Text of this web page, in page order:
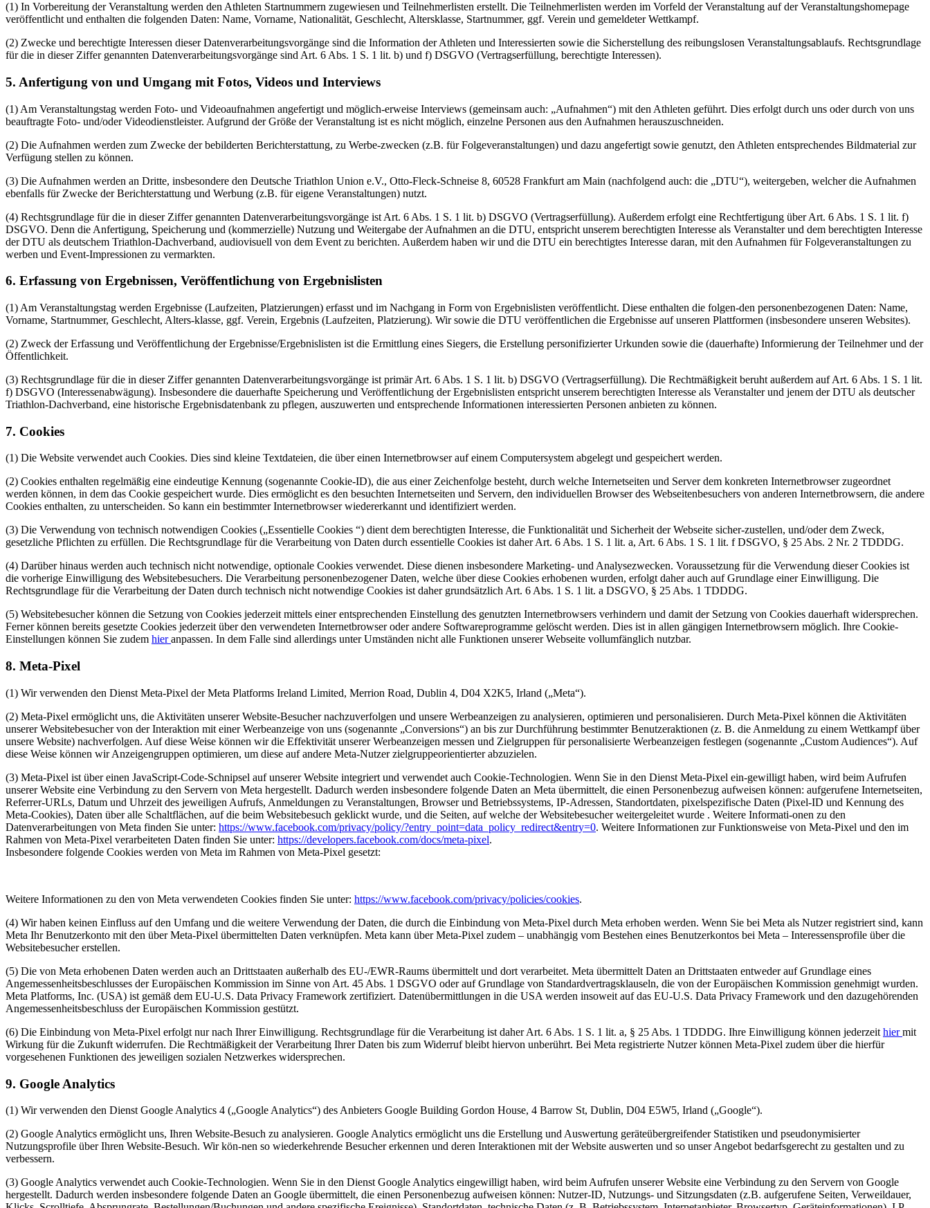
(1) In Vorbereitung der Veranstaltung werden den Athleten Startnummern zugewiesen und Teilnehmerlisten erstellt. Die Teilnehmerlisten werden im Vorfeld der Veranstaltung auf der Veranstaltungshomepage
veröffentlicht und enthalten die folgenden Daten: Name, Vorname, Nationalität, Geschlecht, Altersklasse, Startnummer, ggf. Verein und gemeldeter Wettkampf.
(2) Zwecke und berechtigte Interessen dieser Datenverarbeitungsvorgänge sind die Information der Athleten und Interessierten sowie die Sicherstellung des reibungslosen Veranstaltungsablaufs. Rechtsgrundlage
für die in dieser Ziffer genannten Datenverarbeitungsvorgänge sind Art. 6 Abs. 1 S. 1 lit. b) und f) DSGVO (Vertragserfüllung, berechtigte Interessen).
5. Anfertigung von und Umgang mit Fotos, Videos und Interviews
(1) Am Veranstaltungstag werden Foto- und Videoaufnahmen angefertigt und möglich-erweise Interviews (gemeinsam auch: „Aufnahmen“) mit den Athleten geführt. Dies erfolgt durch uns oder durch von uns
beauftragte Foto- und/oder Videodienstleister. Aufgrund der Größe der Veranstaltung ist es nicht möglich, einzelne Personen aus den Aufnahmen herauszuschneiden.
(2) Die Aufnahmen werden zum Zwecke der bebilderten Berichterstattung, zu Werbe-zwecken (z.B. für Folgeveranstaltungen) und dazu angefertigt sowie genutzt, den Athleten entsprechendes Bildmaterial zur
Verfügung stellen zu können.
(3) Die Aufnahmen werden an Dritte, insbesondere den Deutsche Triathlon Union e.V., Otto-Fleck-Schneise 8, 60528 Frankfurt am Main (nachfolgend auch: die „DTU“), weitergeben, welcher die Aufnahmen
ebenfalls für Zwecke der Berichterstattung und Werbung (z.B. für eigene Veranstaltungen) nutzt.
(4) Rechtsgrundlage für die in dieser Ziffer genannten Datenverarbeitungsvorgänge ist Art. 6 Abs. 1 S. 1 lit. b) DSGVO (Vertragserfüllung). Außerdem erfolgt eine Rechtfertigung über Art. 6 Abs. 1 S. 1 lit. f)
DSGVO. Denn die Anfertigung, Speicherung und (kommerzielle) Nutzung und Weitergabe der Aufnahmen an die DTU, entspricht unserem berechtigten Interesse als Veranstalter und dem berechtigten Interesse
der DTU als deutschem Triathlon-Dachverband, audiovisuell von dem Event zu berichten. Außerdem haben wir und die DTU ein berechtigtes Interesse daran, mit den Aufnahmen für Folgeveranstaltungen zu
werben und Event-Impressionen zu vermarkten.
6. Erfassung von Ergebnissen, Veröffentlichung von Ergebnislisten
(1) Am Veranstaltungstag werden Ergebnisse (Laufzeiten, Platzierungen) erfasst und im Nachgang in Form von Ergebnislisten veröffentlicht. Diese enthalten die folgen-den personenbezogenen Daten: Name,
Vorname, Startnummer, Geschlecht, Alters-klasse, ggf. Verein, Ergebnis (Laufzeiten, Platzierung). Wir sowie die DTU veröffentlichen die Ergebnisse auf unseren Plattformen (insbesondere unseren Websites).
(2) Zweck der Erfassung und Veröffentlichung der Ergebnisse/Ergebnislisten ist die Ermittlung eines Siegers, die Erstellung personifizierter Urkunden sowie die (dauerhafte) Informierung der Teilnehmer und der
Öffentlichkeit.
(3) Rechtsgrundlage für die in dieser Ziffer genannten Datenverarbeitungsvorgänge ist primär Art. 6 Abs. 1 S. 1 lit. b) DSGVO (Vertragserfüllung). Die Rechtmäßigkeit beruht außerdem auf Art. 6 Abs. 1 S. 1 lit.
f) DSGVO (Interessenabwägung). Insbesondere die dauerhafte Speicherung und Veröffentlichung der Ergebnislisten entspricht unserem berechtigten Interesse als Veranstalter und jenem der DTU als deutscher
Triathlon-Dachverband, eine historische Ergebnisdatenbank zu pflegen, auszuwerten und entsprechende Informationen interessierten Personen anbieten zu können.
7. Cookies
(1) Die Website verwendet auch Cookies. Dies sind kleine Textdateien, die über einen Internetbrowser auf einem Computersystem abgelegt und gespeichert werden.
(2) Cookies enthalten regelmäßig eine eindeutige Kennung (sogenannte Cookie-ID), die aus einer Zeichenfolge besteht, durch welche Internetseiten und Server dem konkreten Internetbrowser zugeordnet
werden können, in dem das Cookie gespeichert wurde. Dies ermöglicht es den besuchten Internetseiten und Servern, den individuellen Browser des Webseitenbesuchers von anderen Internetbrowsern, die andere
Cookies enthalten, zu unterscheiden. So kann ein bestimmter Internetbrowser wiedererkannt und identifiziert werden.
(3) Die Verwendung von technisch notwendigen Cookies („Essentielle Cookies “) dient dem berechtigten Interesse, die Funktionalität und Sicherheit der Webseite sicher-zustellen, und/oder dem Zweck,
gesetzliche Pflichten zu erfüllen. Die Rechtsgrundlage für die Verarbeitung von Daten durch essentielle Cookies ist daher Art. 6 Abs. 1 S. 1 lit. a, Art. 6 Abs. 1 S. 1 lit. f DSGVO, § 25 Abs. 2 Nr. 2 TDDDG.
(4) Darüber hinaus werden auch technisch nicht notwendige, optionale Cookies verwendet. Diese dienen insbesondere Marketing- und Analysezwecken. Voraussetzung für die Verwendung dieser Cookies ist
die vorherige Einwilligung des Websitebesuchers. Die Verarbeitung personenbezogener Daten, welche über diese Cookies erhobenen wurden, erfolgt daher auch auf Grundlage einer Einwilligung. Die
Rechtsgrundlage für die Verarbeitung der Daten durch technisch nicht notwendige Cookies ist daher grundsätzlich Art. 6 Abs. 1 S. 1 lit. a DSGVO, § 25 Abs. 1 TDDDG.
(5) Websitebesucher können die Setzung von Cookies jederzeit mittels einer entsprechenden Einstellung des genutzten Internetbrowsers verhindern und damit der Setzung von Cookies dauerhaft widersprechen.
Ferner können bereits gesetzte Cookies jederzeit über den verwendeten Internetbrowser oder andere Softwareprogramme gelöscht werden. Dies ist in allen gängigen Internetbrowsern möglich. Ihre Cookie-
Einstellungen können Sie zudem hieranpassen. In dem Falle sind allerdings unter Umständen nicht alle Funktionen unserer Webseite vollumfänglich nutzbar.
8. Meta-Pixel
(1) Wir verwenden den Dienst Meta-Pixel der Meta Platforms Ireland Limited, Merrion Road, Dublin 4, D04 X2K5, Irland („Meta“).
(2) Meta-Pixel ermöglicht uns, die Aktivitäten unserer Website-Besucher nachzuverfolgen und unsere Werbeanzeigen zu analysieren, optimieren und personalisieren. Durch Meta-Pixel können die Aktivitäten
unserer Websitebesucher von der Interaktion mit einer Werbeanzeige von uns (sogenannte „Conversions“) an bis zur Durchführung bestimmter Benutzeraktionen (z. B. die Anmeldung zu einem Wettkampf über
unsere Website) nachverfolgen. Auf diese Weise können wir die Effektivität unserer Werbeanzeigen messen und Zielgruppen für personalisierte Werbeanzeigen festlegen (sogenannte „Custom Audiences“). Auf
diese Weise können wir Anzeigengruppen optimieren, um diese auf andere Meta-Nutzer zielgruppeorientierter abzuzielen.
(3) Meta-Pixel ist über einen JavaScript-Code-Schnipsel auf unserer Website integriert und verwendet auch Cookie-Technologien. Wenn Sie in den Dienst Meta-Pixel ein-gewilligt haben, wird beim Aufrufen
unserer Website eine Verbindung zu den Servern von Meta hergestellt. Dadurch werden insbesondere folgende Daten an Meta übermittelt, die einen Personenbezug aufweisen können: aufgerufene Internetseiten,
Referrer-URLs, Datum und Uhrzeit des jeweiligen Aufrufs, Anmeldungen zu Veranstaltungen, Browser und Betriebssystems, IP-Adressen, Standortdaten, pixelspezifische Daten (Pixel-ID und Kennung des
Meta-Cookies), Daten über alle Schaltflächen, auf die beim Websitebesuch geklickt wurde, und die Seiten, auf welche der Websitebesucher weitergeleitet wurde . Weitere Informati-onen zu den
Datenverarbeitungen von Meta finden Sie unter: https://www.facebook.com/privacy/policy/?entry_point=data_policy_redirect&entry=0. Weitere Informationen zur Funktionsweise von Meta-Pixel und den im
Rahmen von Meta-Pixel verarbeiteten Daten finden Sie unter: https://developers.facebook.com/docs/meta-pixel.
Insbesondere folgende Cookies werden von Meta im Rahmen von Meta-Pixel gesetzt:
Weitere Informationen zu den von Meta verwendeten Cookies finden Sie unter: https://www.facebook.com/privacy/policies/cookies.
(4) Wir haben keinen Einfluss auf den Umfang und die weitere Verwendung der Daten, die durch die Einbindung von Meta-Pixel durch Meta erhoben werden. Wenn Sie bei Meta als Nutzer registriert sind, kann
Meta Ihr Benutzerkonto mit den über Meta-Pixel übermittelten Daten verknüpfen. Meta kann über Meta-Pixel zudem – unabhängig vom Bestehen eines Benutzerkontos bei Meta – Interessensprofile über die
Websitebesucher erstellen.
(5) Die von Meta erhobenen Daten werden auch an Drittstaaten außerhalb des EU-/EWR-Raums übermittelt und dort verarbeitet. Meta übermittelt Daten an Drittstaaten entweder auf Grundlage eines
Angemessenheitsbeschlusses der Europäischen Kommission im Sinne von Art. 45 Abs. 1 DSGVO oder auf Grundlage von Standardvertragsklauseln, die von der Europäischen Kommission genehmigt wurden.
Meta Platforms, Inc. (USA) ist gemäß dem EU-U.S. Data Privacy Framework zertifiziert. Datenübermittlungen in die USA werden insoweit auf das EU-U.S. Data Privacy Framework und den dazugehörenden
Angemessenheitsbeschluss der Europäischen Kommission gestützt.
(6) Die Einbindung von Meta-Pixel erfolgt nur nach Ihrer Einwilligung. Rechtsgrundlage für die Verarbeitung ist daher Art. 6 Abs. 1 S. 1 lit. a, § 25 Abs. 1 TDDDG. Ihre Einwilligung können jederzeit hiermit
Wirkung für die Zukunft widerrufen. Die Rechtmäßigkeit der Verarbeitung Ihrer Daten bis zum Widerruf bleibt hiervon unberührt. Bei Meta registrierte Nutzer können Meta-Pixel zudem über die hierfür
vorgesehenen Funktionen des jeweiligen sozialen Netzwerkes widersprechen.
9. Google Analytics
(1) Wir verwenden den Dienst Google Analytics 4 („Google Analytics“) des Anbieters Google Building Gordon House, 4 Barrow St, Dublin, D04 E5W5, Irland („Google“).
(2) Google Analytics ermöglicht uns, Ihren Website-Besuch zu analysieren. Google Analytics ermöglicht uns die Erstellung und Auswertung geräteübergreifender Statistiken und pseudonymisierter
Nutzungsprofile über Ihren Website-Besuch. Wir kön-nen so wiederkehrende Besucher erkennen und deren Interaktionen mit der Website auswerten und so unser Angebot bedarfsgerecht zu gestalten und zu
verbessern.
(3) Google Analytics verwendet auch Cookie-Technologien. Wenn Sie in den Dienst Google Analytics eingewilligt haben, wird beim Aufrufen unserer Website eine Verbindung zu den Servern von Google
hergestellt. Dadurch werden insbesondere folgende Daten an Google übermittelt, die einen Personenbezug aufweisen können: Nutzer-ID, Nutzungs- und Sitzungsdaten (z.B. aufgerufene Seiten, Verweildauer,